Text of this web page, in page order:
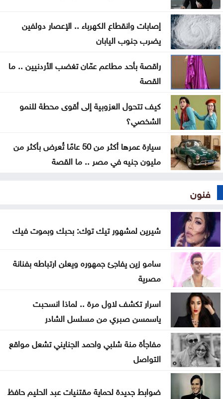
ترمب للعالم .. توكلو ع الله بصير خير
ابن طرابزون .. تفاعل مصري وعربي واسع مع استقبال
صلاح
الرئاسة التركية تطلق حملة إعلامية خاصة بـاتفاقية مكة
إصابات وانقطاع الكهرباء .. الإعصار دولفين
يضرب جنوب اليابان
راقصة بأحد مطاعم عمّان تغضب الأردنيين .. ما
القصة
كيف تتحول العزوبية إلى أقوى محطة للنمو
الشخصي؟
سيارة عمرها أكثر من 50 عامًا تُعرض بأكثر من
مليون جنيه في مصر .. ما القصة
فنون
شيرين لمشهور تيك توك: بحبك وبموت فيك
سامو زين يفاجئ جمهوره ويعلن ارتباطه بفنانة
مصرية
اسرار تكشف لاول مرة .. لماذا انسحبت
ياسمسن صبري من مسلسل الشادر
مفاجأة منة شلبي واحمد الجنايني تشعل مواقع
التواصل
ضوابط جديدة لحماية مقتنيات عبد الحليم حافظ